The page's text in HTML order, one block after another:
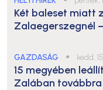
Két baleset miatt
Zalaegerszegnél
GAZDASÁG ● kedd,
15 megyében
Zalában továbbra